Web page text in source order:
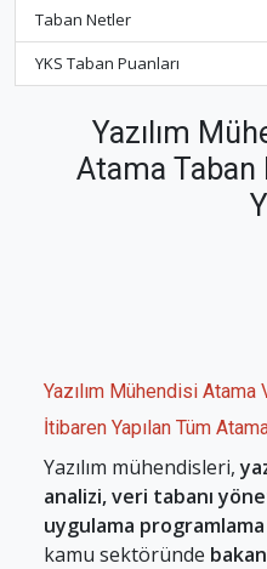
Taban Netler
YKS Taban Puanları
Yazılım
Atama Taban
Yazılım Mühendisi Atama
İtibaren Yapılan Tüm
Yazılım mühendisleri,
analizi, veri tabanı
uygulama programlama
kamu sektöründe